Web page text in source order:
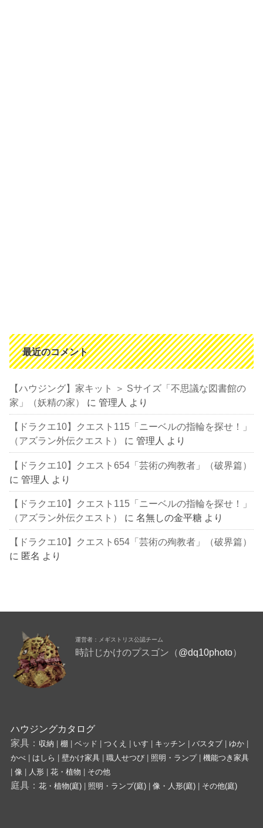
最近のコメント
【ハウジング】家キット ＞ Sサイズ「不思議な図書館の
家」（妖精の家）
に管理人 より
【ドラクエ10】クエスト115「ニーベルの指輪を探せ！」
（アズラン外伝クエスト）
に管理人 より
【ドラクエ10】クエスト654「芸術の殉教者」（破界篇）
に管理人 より
【ドラクエ10】クエスト115「ニーベルの指輪を探せ！」
（アズラン外伝クエスト）
に名無しの金平糖 より
【ドラクエ10】クエスト654「芸術の殉教者」（破界篇）
に 匿名 より
運営者：メギストリス公認チーム
時計じかけのプスゴン（@dq10photo）
ハウジングカタログ
家具： 収納 棚 ベッド つくえ いす キッチン バスタブ| ゆか|
かべ| はしら 壁かけ家具| 職人せつび| 照明・ランプ| 機能つき家具
像| 人形| 花・植物 その他
庭具： 花・植物(庭)| 照明・ランプ(庭)| 像・人形(庭) その他(庭)